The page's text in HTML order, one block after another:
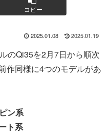
コピー
2025.01.08 2025.01.19
のQi35を2月7日から順次
作同様に4つのモデルがあ
系
系